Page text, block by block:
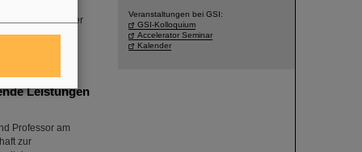
in
in fruchtbarer
an FAIR vor.
Leistungen
Professor am
zur
Veranstaltungen bei GSI:
GSI-Kolloquium
Accelerator Seminar
Kalender